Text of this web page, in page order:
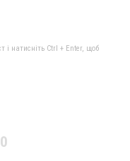
і натисніть Ctrl + Enter, щоб